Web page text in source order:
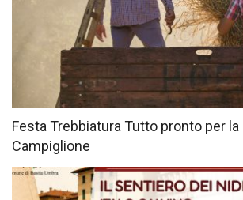
Festa Trebbiatura Tutto pronto per la
Campiglione